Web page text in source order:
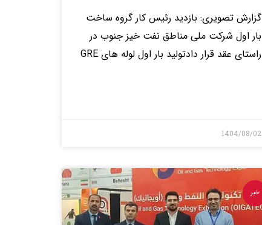
گزارش تصویری: بازدید رئیس کار گروه ساخت
بار اول شرکت ملی مناطق نفت خیز جنوب در
راستای عقد قرار دادتولید بار اول لوله های GRE
1404/08/02
خبر